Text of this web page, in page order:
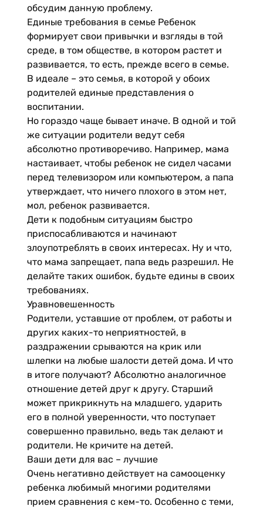
обсудим данную проблему.
Единые требования в семье Ребенок
формирует свои привычки и взгляды в той
среде, в том обществе, в котором растет и
развивается, то есть, прежде всего в семье.
В идеале – это семья, в которой у обоих
родителей единые представления о
воспитании.
Но гораздо чаще бывает иначе. В одной и той
же ситуации родители ведут себя
абсолютно противоречиво. Например, мама
настаивает, чтобы ребенок не сидел часами
перед телевизором или компьютером, а папа
утверждает, что ничего плохого в этом нет,
мол, ребенок развивается.
Дети к подобным ситуациям быстро
приспосабливаются и начинают
злоупотреблять в своих интересах. Ну и что,
что мама запрещает, папа ведь разрешил. Не
делайте таких ошибок, будьте едины в своих
требованиях.
Уравновешенность
Родители, уставшие от проблем, от работы и
других каких-то неприятностей, в
раздражении срываются на крик или
шлепки на любые шалости детей дома. И что
в итоге получают? Абсолютно аналогичное
отношение детей друг к другу. Старший
может прикрикнуть на младшего, ударить
его в полной уверенности, что поступает
совершенно правильно, ведь так делают и
родители. Не кричите на детей.
Ваши дети для вас – лучшие
Очень негативно действует на самооценку
ребенка любимый многими родителями
прием сравнения с кем-то. Особенно с теми,